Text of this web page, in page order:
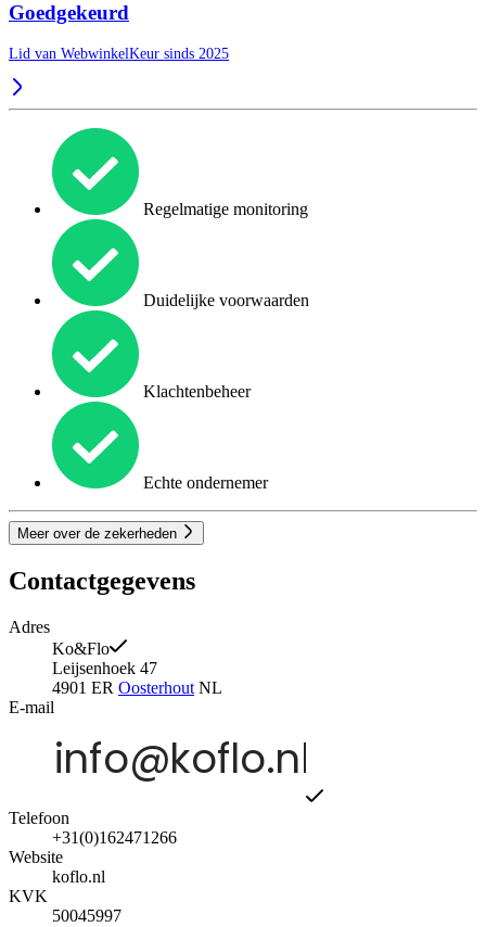
Goedgekeurd
Lid van WebwinkelKeur sinds 2025
Regelmatige monitoring
Duidelijke voorwaarden
Klachtenbeheer
Echte ondernemer
Meer over de zekerheden
Contactgegevens
Adres
Ko&Flo
Leijsenhoek 47
4901 ER Oosterhout NL
E-mail
Telefoon
+31(0)162471266
Website
koflo.nl
KVK
50045997